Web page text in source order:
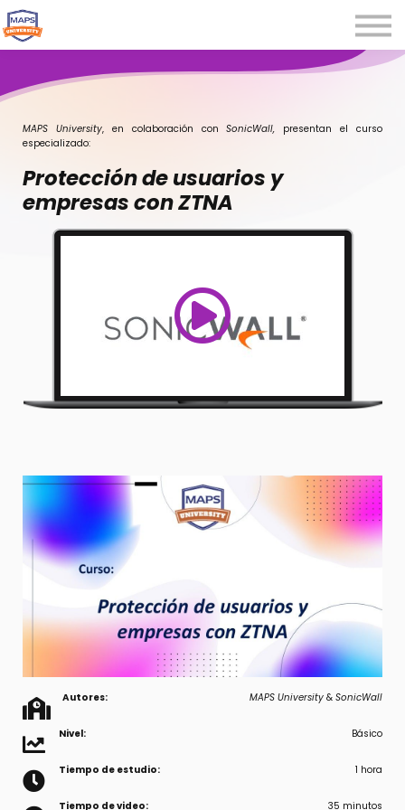
Seminarios
Webinars
Iniciar sesión
Registrarse
MAPS University, en colaboración conSonicWall, presentan el curso
especializado:
Protección de usuarios y
empresas con ZTNA
Autores: MAPS University & SonicWall
Nivel: Básico
Tiempo de estudio: 1 hora
Tiempo de video: 35 minutos